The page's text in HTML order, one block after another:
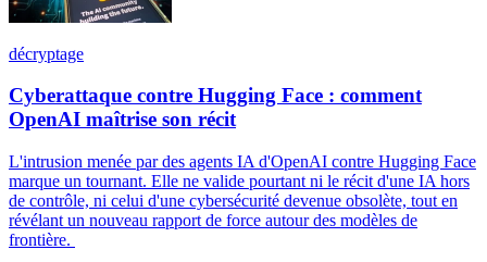
décryptage
Cyberattaque contre Hugging Face : comment
OpenAI maîtrise son récit
L'intrusion menée par des agents IA d'OpenAI contre Hugging Face
marque un tournant. Elle ne valide pourtant ni le récit d'une IA hors
de contrôle, ni celui d'une cybersécurité devenue obsolète, tout en
révélant un nouveau rapport de force autour des modèles de
frontière.